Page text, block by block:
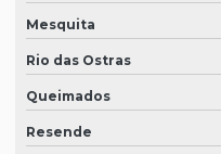
Mesquita
Rio das Ostras
Queimados
Resende